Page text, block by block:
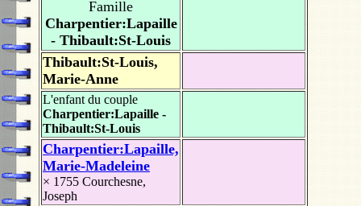
Famille
Charpentier:Lapaille
- Thibault:St-Louis
Thibault:St-Louis,
Marie-Anne
L'enfant du couple
Charpentier:Lapaille -
Thibault:St-Louis
Charpentier:Lapaille,
Marie-Madeleine
× 1755 Courchesne,
Joseph